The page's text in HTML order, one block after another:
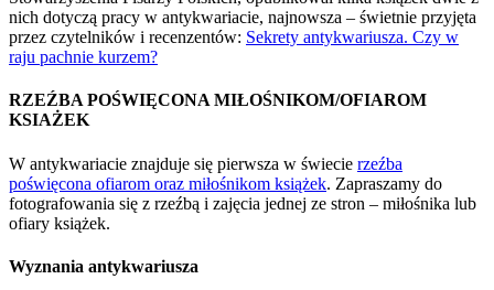
nich dotyczą pracy w antykwariacie, najnowsza – świetnie przyjęta
przez czytelników i recenzentów: Sekrety antykwariusza. Czy w
raju pachnie kurzem?
RZEŹBA POŚWIĘCONA MIŁOŚNIKOM/OFIAROM
KSIAŻEK
W antykwariacie znajduje się pierwsza w świecie rzeźba
poświęcona ofiarom oraz miłośnikom książek. Zapraszamy do
fotografowania się z rzeźbą i zajęcia jednej ze stron – miłośnika lub
ofiary książek.
Wyznania antykwariusza